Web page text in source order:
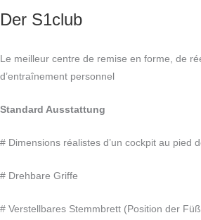
Der S1club
Le meilleur centre de remise en forme, de
d’entraînement personnel
Standard Ausstattung
# Dimensions réalistes d’un cockpit au pied
# Drehbare Griffe
# Verstellbares Stemmbrett (Position der